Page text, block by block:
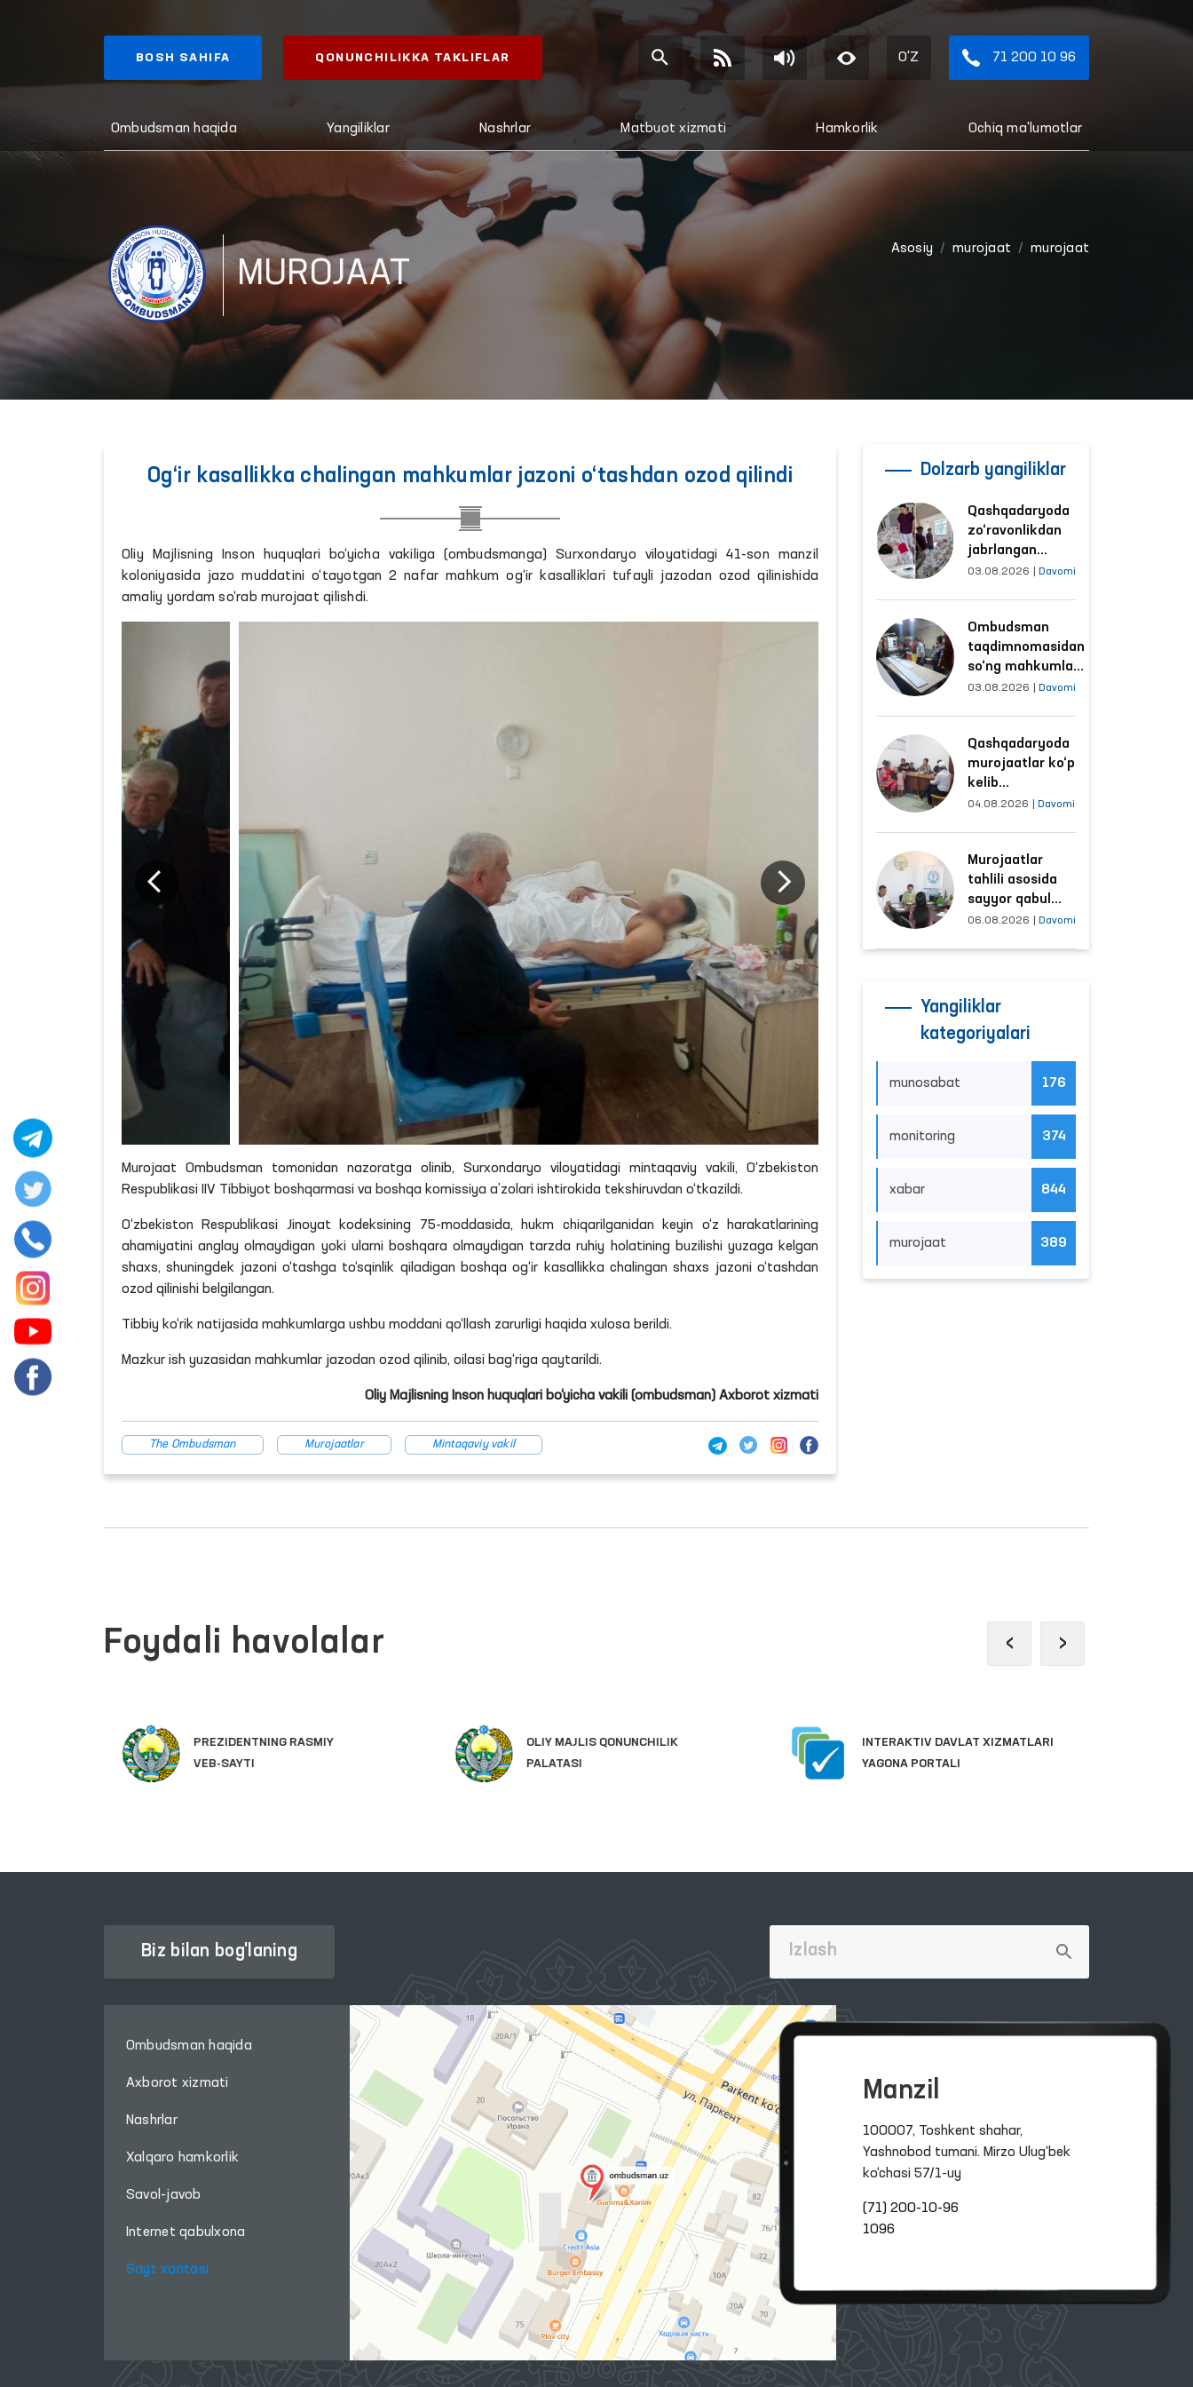
BOSH SAHIFA QONUNCHILIKKA TAKLIFLAR O'Z 71 200 10 96
Ombudsman haqida Yangiliklar Nashrlar Matbuot xizmati Hamkorlik Ochiq ma'lumotlar
MUROJAAT
Asosiy murojaat murojaat
Og‘ir kasallikka chalingan mahkumlar jazoni o‘tashdan ozod qilindi
Oliy Majlisning Inson huquqlari bo‘yicha vakiliga (ombudsmanga) Surxondaryo viloyatidagi 41-son manzil
koloniyasida jazo muddatini o‘tayotgan 2 nafar mahkum og‘ir kasalliklari tufayli jazodan ozod qilinishida
amaliy yordam so‘rab murojaat qilishdi.
Murojaat Ombudsman tomonidan nazoratga olinib, Surxondaryo viloyatidagi mintaqaviy vakili, O‘zbekiston
Respublikasi IIV Tibbiyot boshqarmasi va boshqa komissiya a’zolari ishtirokida tekshiruvdan o‘tkazildi.
O‘zbekiston Respublikasi Jinoyat kodeksining 75-moddasida, hukm chiqarilganidan keyin o‘z harakatlarining
ahamiyatini anglay olmaydigan yoki ularni boshqara olmaydigan tarzda ruhiy holatining buzilishi yuzaga kelgan
shaxs, shuningdek jazoni o‘tashga to‘sqinlik qiladigan boshqa og‘ir kasallikka chalingan shaxs jazoni o‘tashdan
ozod qilinishi belgilangan.
Tibbiy ko‘rik natijasida mahkumlarga ushbu moddani qo‘llash zarurligi haqida xulosa berildi.
Mazkur ish yuzasidan mahkumlar jazodan ozod qilinib, oilasi bag‘riga qaytarildi.
Oliy Majlisning Inson huquqlari bo‘yicha vakili (ombudsman) Axborot xizmati
The Ombudsman Murojaatlar Mintaqaviy vakil
Dolzarb yangiliklar
Qashqadaryoda
zo‘ravonlikdan
jabrlangan
ayolning holati
o‘rganildi
03.08.2026 Davomi
Ombudsman
taqdimnomasidan
so‘ng mahkumlar
mehnat
sharoitlar
yaxshilandi
03.08.2026 Davomi
Qashqadaryoda
murojaatlar ko‘p
kelib
tushayotgan
yo‘lga qo‘yildi
04.08.2026 Davomi
Murojaatlar
tahlili asosida
sayyor qabul
o‘tkaziladigan
06.08.2026 Davomi
Yangiliklar
kategoriyalari
munosabat 176
monitoring 374
xabar 844
murojaat 389
Foydali havolalar
PREZIDENTNING RASMIY
VEB-SAYTI
OLIY MAJLIS QONUNCHILIK
PALATASI
INTERAKTIV DAVLAT XIZMATLARI
YAGONA PORTALI
‹ ›
Biz bilan bog'laning
Ombudsman haqida
Axborot xizmati
Nashrlar
Xalqaro hamkorlik
Savol-javob
Internet qabulxona
Sayt xaritasi
Manzil
100007, Toshkent shahar,
Yashnobod tumani. Mirzo Ulug‘bek
ko‘chasi 57/1-uy
(71) 200-10-96
1096